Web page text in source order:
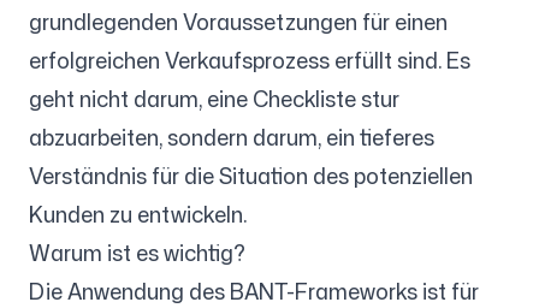
grundlegenden Voraussetzungen für einen
erfolgreichen Verkaufsprozess erfüllt sind. Es
geht nicht darum, eine Checkliste stur
abzuarbeiten, sondern darum, ein tieferes
Verständnis für die Situation des potenziellen
Kunden zu entwickeln.
Warum ist es wichtig?
Die Anwendung des BANT-Frameworks ist für